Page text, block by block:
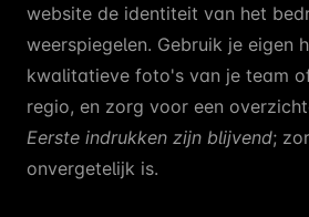
website de identiteit van het
weerspiegelen. Gebruik je eigen
kwalitatieve foto's van je team
regio, en zorg voor een
Eerste indrukken zijn blijvend;
onvergetelijk is.